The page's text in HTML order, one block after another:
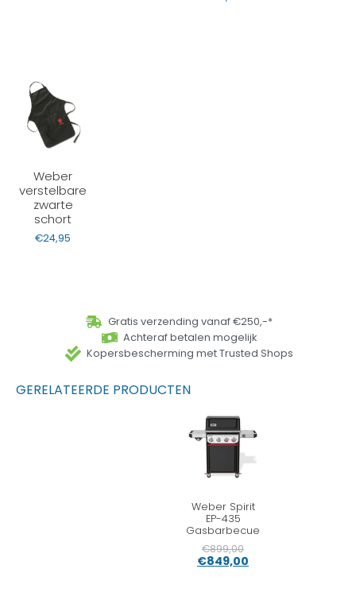
Weber
verstelbare
zwarte
schort
€24,95
Gratis verzending vanaf €250,-*
Achteraf betalen mogelijk
Kopersbescherming met Trusted Shops
GERELATEERDE PRODUCTEN
Weber Spirit
EP-435
Gasbarbecue
€899,00
€849,00